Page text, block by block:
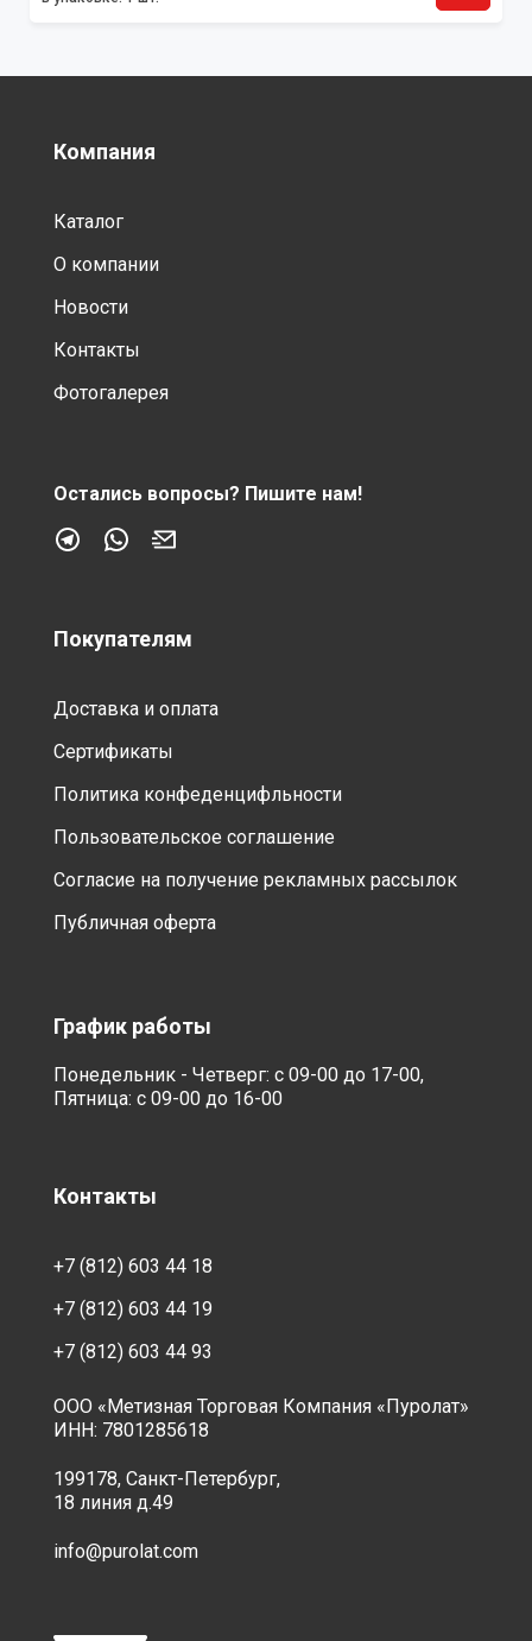
Компания
Каталог
О компании
Новости
Контакты
Фотогалерея
Остались вопросы? Пишите нам!
Покупателям
Доставка и оплата
Сертификаты
Политика конфеденцифльности
Пользовательское соглашение
Согласие на получение рекламных рассылок
Публичная оферта
График работы
Понедельник - Четверг: с 09-00 до 17-00,
Пятница: с 09-00 до 16-00
Контакты
+7 (812) 603 44 18
+7 (812) 603 44 19
+7 (812) 603 44 93
ООО «Метизная Торговая Компания «Пуролат»
ИНН: 7801285618
199178, Санкт-Петербург,
18 линия д.49
info@purolat.com